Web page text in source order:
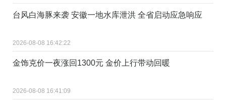
台风白海豚来袭 安徽一地水库泄洪 全省启动应急响应
2026-08-08 16:42:22
金饰克价一夜涨回1300元 金价上行带动回暖
2026-08-08 16:41:09